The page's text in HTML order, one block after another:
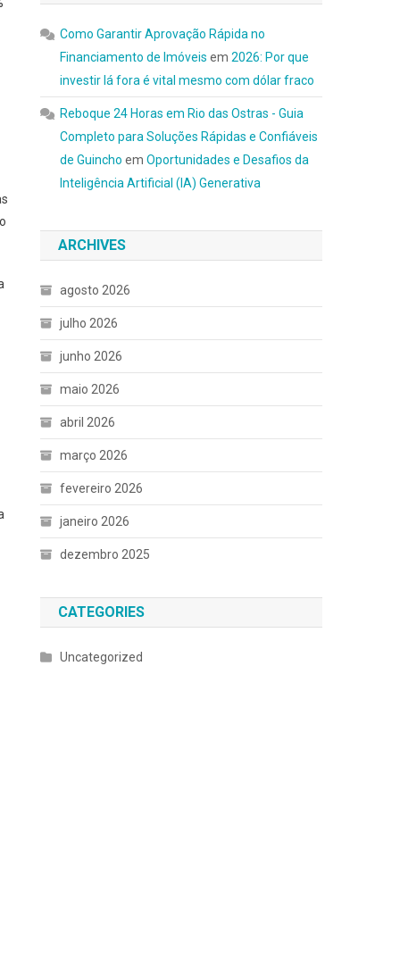
Como Garantir Aprovação Rápida no
Financiamento de Imóveis em2026: Por que
investir lá fora é vital mesmo com dólar fraco
Reboque 24 Horas em Rio das Ostras - Guia
Completo para Soluções Rápidas e Confiáveis
de Guincho emOportunidades e Desafios da
Inteligência Artificial (IA) Generativa
ARCHIVES
agosto 2026
julho 2026
junho 2026
maio 2026
abril 2026
março 2026
fevereiro 2026
janeiro 2026
dezembro 2025
CATEGORIES
Uncategorized